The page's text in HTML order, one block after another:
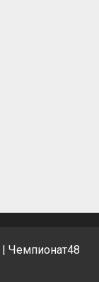
| Чемпионат48